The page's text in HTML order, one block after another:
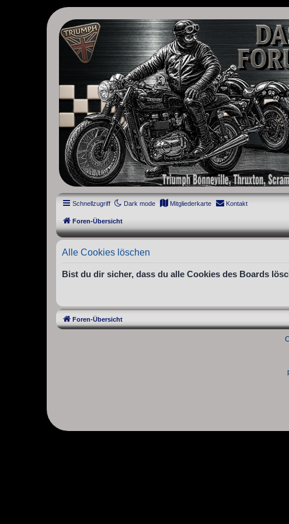
thruxton-forum.de
DAS FORUM! Alles rund um die Triumph Modern Classic Modelle. Das
Street Cup, America und Speedmaster.
Schnellzugriff Dark mode Mitgliederkarte Kontakt
Foren-Übersicht
Alle Cookies löschen
Bist du dir sicher, dass du alle Cookies des Boards
Foren-Übersicht